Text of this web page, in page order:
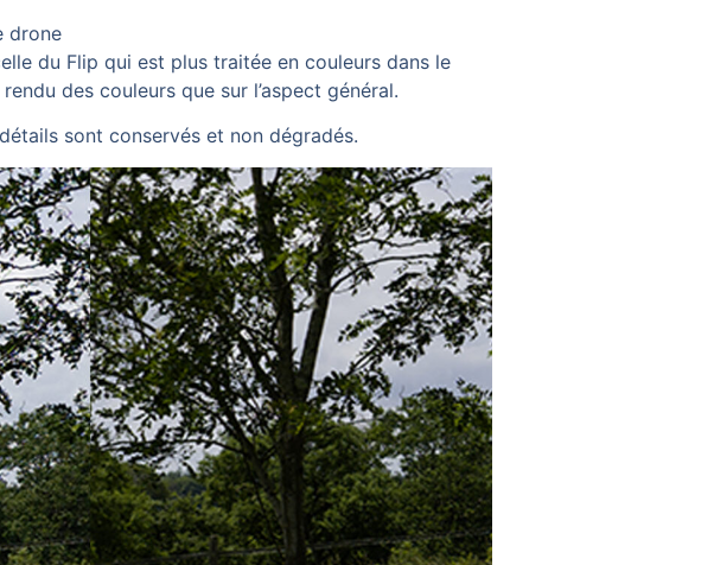
du Flip qui est plus traitée en couleurs dans le
des couleurs que sur l’aspect général.
sont conservés et non dégradés.